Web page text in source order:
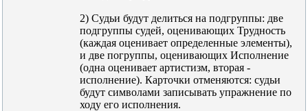
2) Судьи будут делиться на подгруппы: две
подгруппы судей, оценивающих Трудность
(каждая оценивает определенные элементы),
и две погруппы, оценивающих Исполнение
(одна оценивает артистизм, вторая -
исполнение). Карточки отменяются: судьи
будут символами записывать упражнение по
ходу его исполнения.